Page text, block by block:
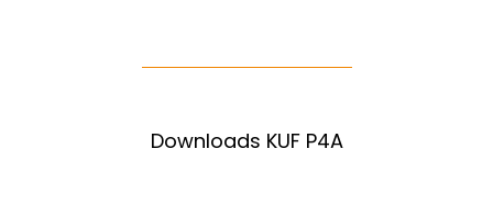
Downloads KUF P4A